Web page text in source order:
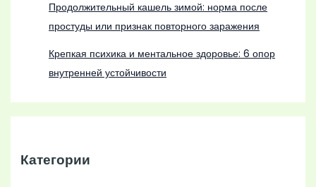
Продолжительный кашель зимой: норма после
простуды или признак повторного заражения
Крепкая психика и ментальное здоровье: 6 опор
внутренней устойчивости
Категории